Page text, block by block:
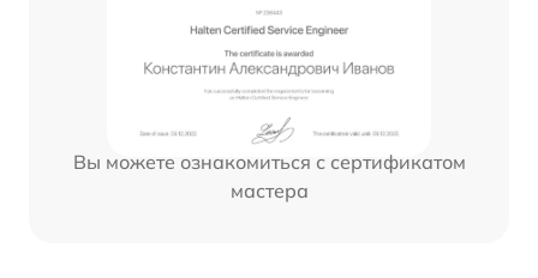
Вы можете ознакомиться с сертификатом
мастера